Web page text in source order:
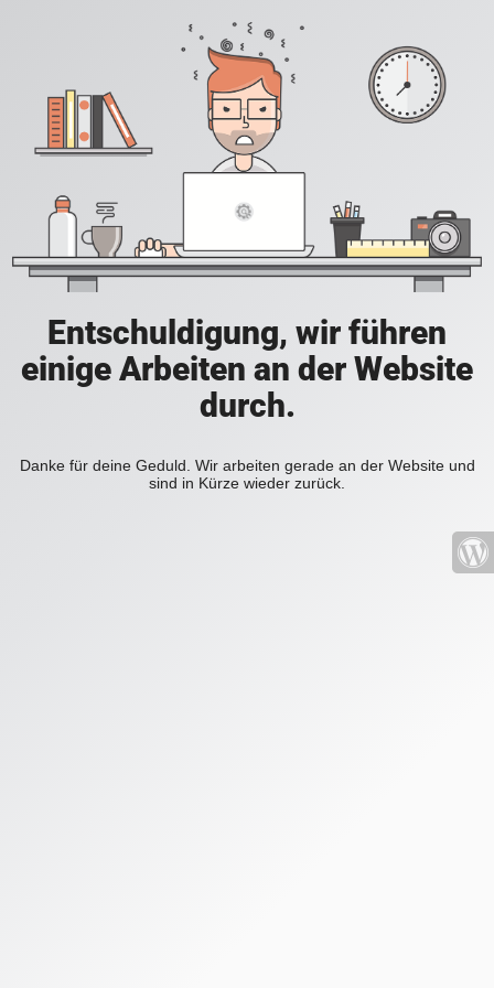
Entschuldigung, wir führen
einige Arbeiten an der Website
durch.
Danke für deine Geduld. Wir arbeiten gerade an der Website und
sind in Kürze wieder zurück.